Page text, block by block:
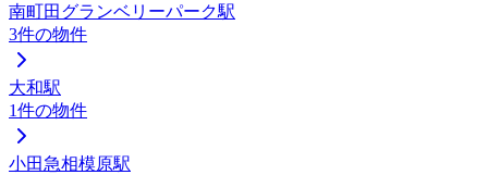
南町田グランベリーパーク駅
3件の物件
大和駅
1件の物件
小田急相模原駅